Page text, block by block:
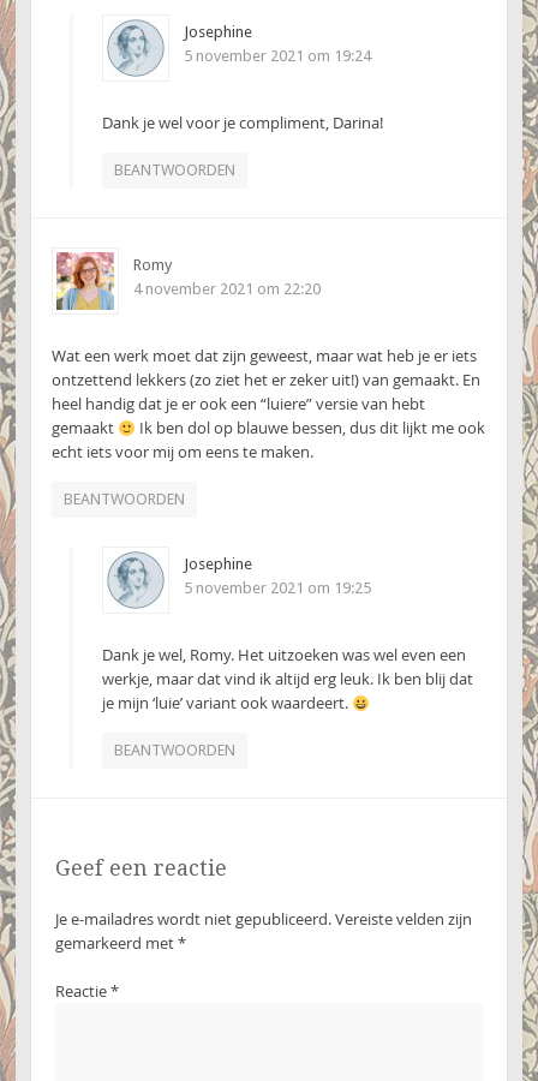
Josephine
5 november 2021 om 19:24
Dank je wel voor je compliment, Darina!
BEANTWOORDEN
Romy
4 november 2021 om 22:20
Wat een werk moet dat zijn geweest, maar wat heb je er iets
ontzettend lekkers (zo ziet het er zeker uit!) van gemaakt. En
heel handig dat je er ook een “luiere” versie van hebt
gemaakt
Ik ben dol op blauwe bessen, dus dit lijkt me ook
echt iets voor mij om eens te maken.
BEANTWOORDEN
Josephine
5 november 2021 om 19:25
Dank je wel, Romy. Het uitzoeken was wel even een
werkje, maar dat vind ik altijd erg leuk. Ik ben blij dat
je mijn ‘luie’ variant ook waardeert.
BEANTWOORDEN
Geef een reactie
Je e-mailadres wordt niet gepubliceerd.Vereiste velden zijn
gemarkeerd met*
Reactie*